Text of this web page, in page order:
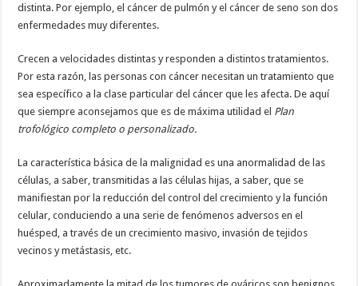
distinta. Por ejemplo, el cáncer de pulmón y el cáncer de seno son dos
enfermedades muy diferentes.
Crecen a velocidades distintas y responden a distintos tratamientos.
Por esta razón, las personas con cáncer necesitan un tratamiento que
sea específico a la clase particular del cáncer que les afecta. De aquí
que siempre aconsejamos que es de máxima utilidad el Plan
trofológico completo o personalizado.
La característica básica de la malignidad es una anormalidad de las
células, a saber, transmitidas a las células hijas, a saber, que se
manifiestan por la reducción del control del crecimiento y la función
celular, conduciendo a una serie de fenómenos adversos en el
huésped, a través de un crecimiento masivo, invasión de tejidos
vecinos y metástasis, etc.